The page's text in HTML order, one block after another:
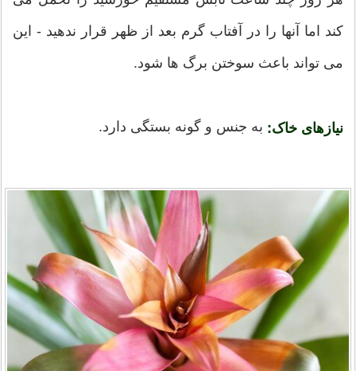
کند اما آنها را در آفتاب گرم بعد از ظهر قرار ندهید - این
می تواند باعث سوختن برگ ها شود.
نیازهای خاک: به جنس و گونه بستگی دارد.